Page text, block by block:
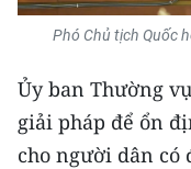
Phó Chủ tịch Quốc
Ủy ban Thường
giải pháp để ổn
cho người dân